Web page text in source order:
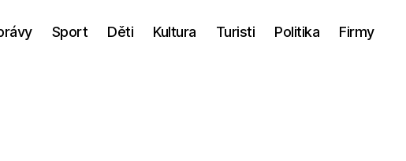
Sport Děti Kultura Turisti Politika Firmy